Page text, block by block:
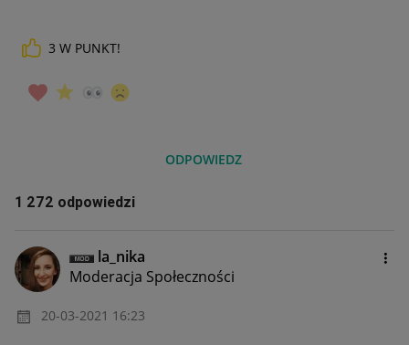
3 W PUNKT!
ODPOWIEDZ
1 272 odpowiedzi
la_nika
Moderacja Społeczności
‎20-03-2021 16:23